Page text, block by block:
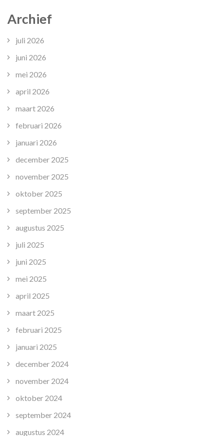
Archief
juli 2026
juni 2026
mei 2026
april 2026
maart 2026
februari 2026
januari 2026
december 2025
november 2025
oktober 2025
september 2025
augustus 2025
juli 2025
juni 2025
mei 2025
april 2025
maart 2025
februari 2025
januari 2025
december 2024
november 2024
oktober 2024
september 2024
augustus 2024